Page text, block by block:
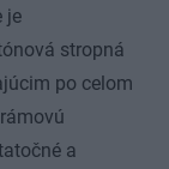
je
stropná
po celom
a